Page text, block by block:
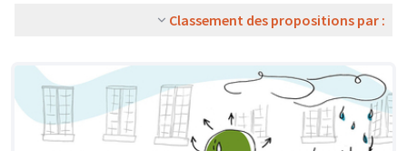
Classement des propositions par :